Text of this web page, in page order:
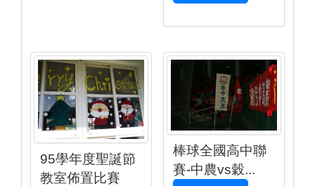
95學年度聖誕節
教室佈置比賽
棒球全國高中聯
賽-中農vs穀...